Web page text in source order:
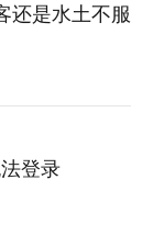
还是水土不服
登录